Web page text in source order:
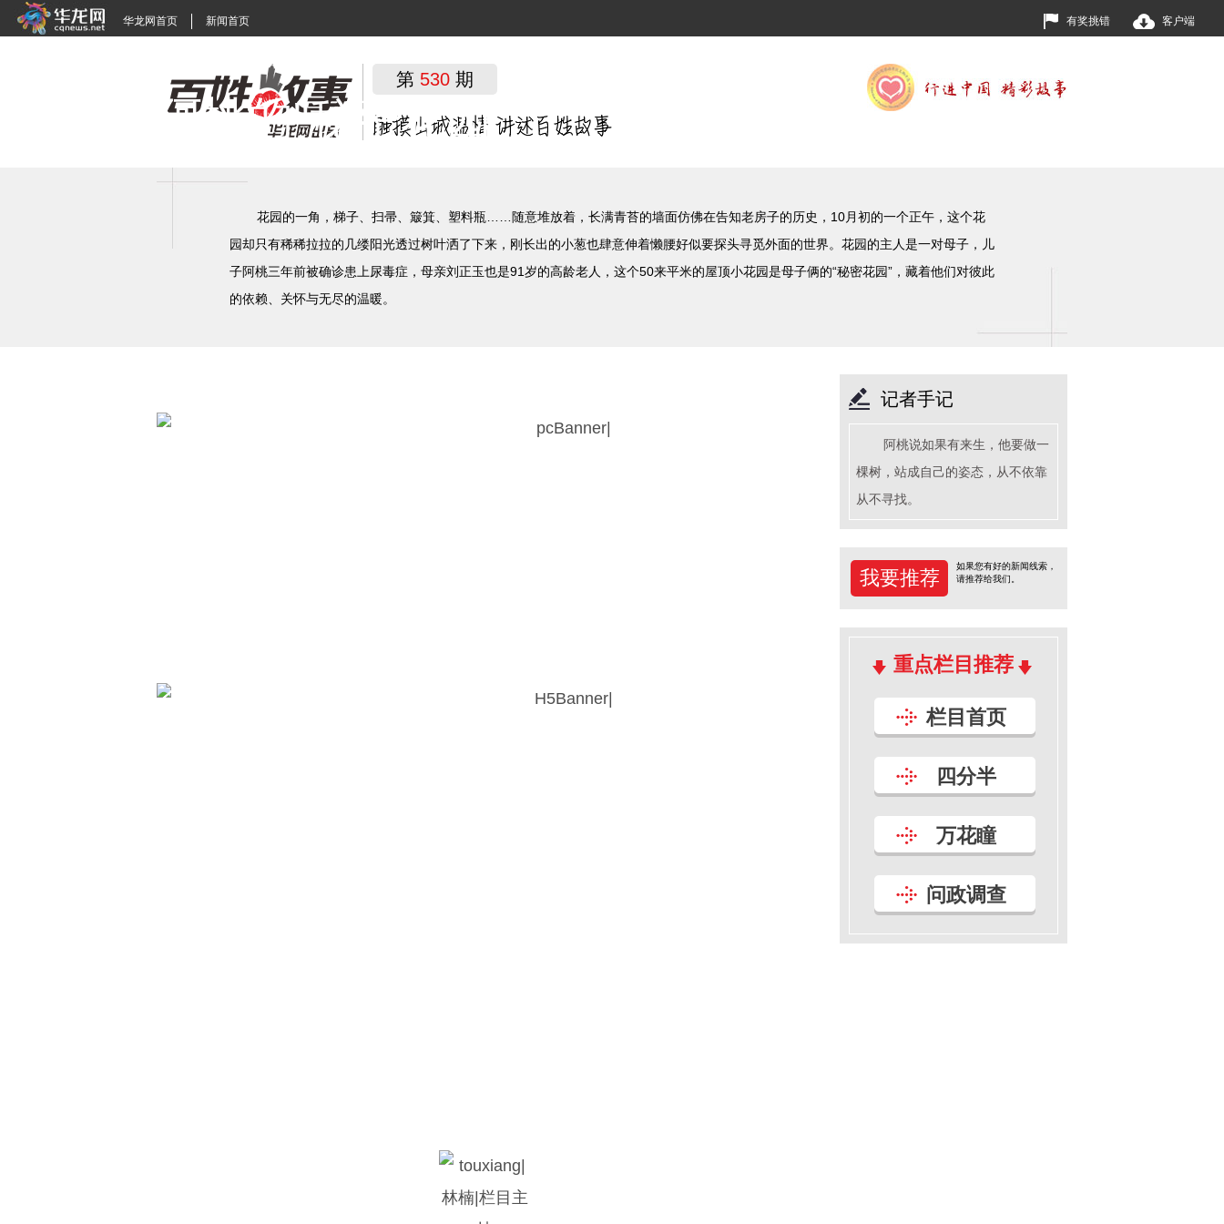
华龙网首页 新闻首页 有奖挑错 客户端
第 530 期
阿桃的"秘密花园"
花园的一角，梯子、扫帚、簸箕、塑料瓶……随意堆放着，长满青苔的墙面仿佛在告知老房子的历史，10月初的一个正午，这个花
园却只有稀稀拉拉的几缕阳光透过树叶洒了下来，刚长出的小葱也肆意伸着懒腰好似要探头寻觅外面的世界。花园的主人是一对母子，儿
子阿桃三年前被确诊患上尿毒症，母亲刘正玉也是91岁的高龄老人，这个50来平米的屋顶小花园是母子俩的“秘密花园”，藏着他们对彼此
的依赖、关怀与无尽的温暖。
记者手记
阿桃说如果有来生，他要做一
棵树，站成自己的姿态，从不依靠
从不寻找。
我要推荐
如果您有好的新闻线索，
请推荐给我们。
重点栏目推荐
栏目首页
四分半
万花瞳
问政调查